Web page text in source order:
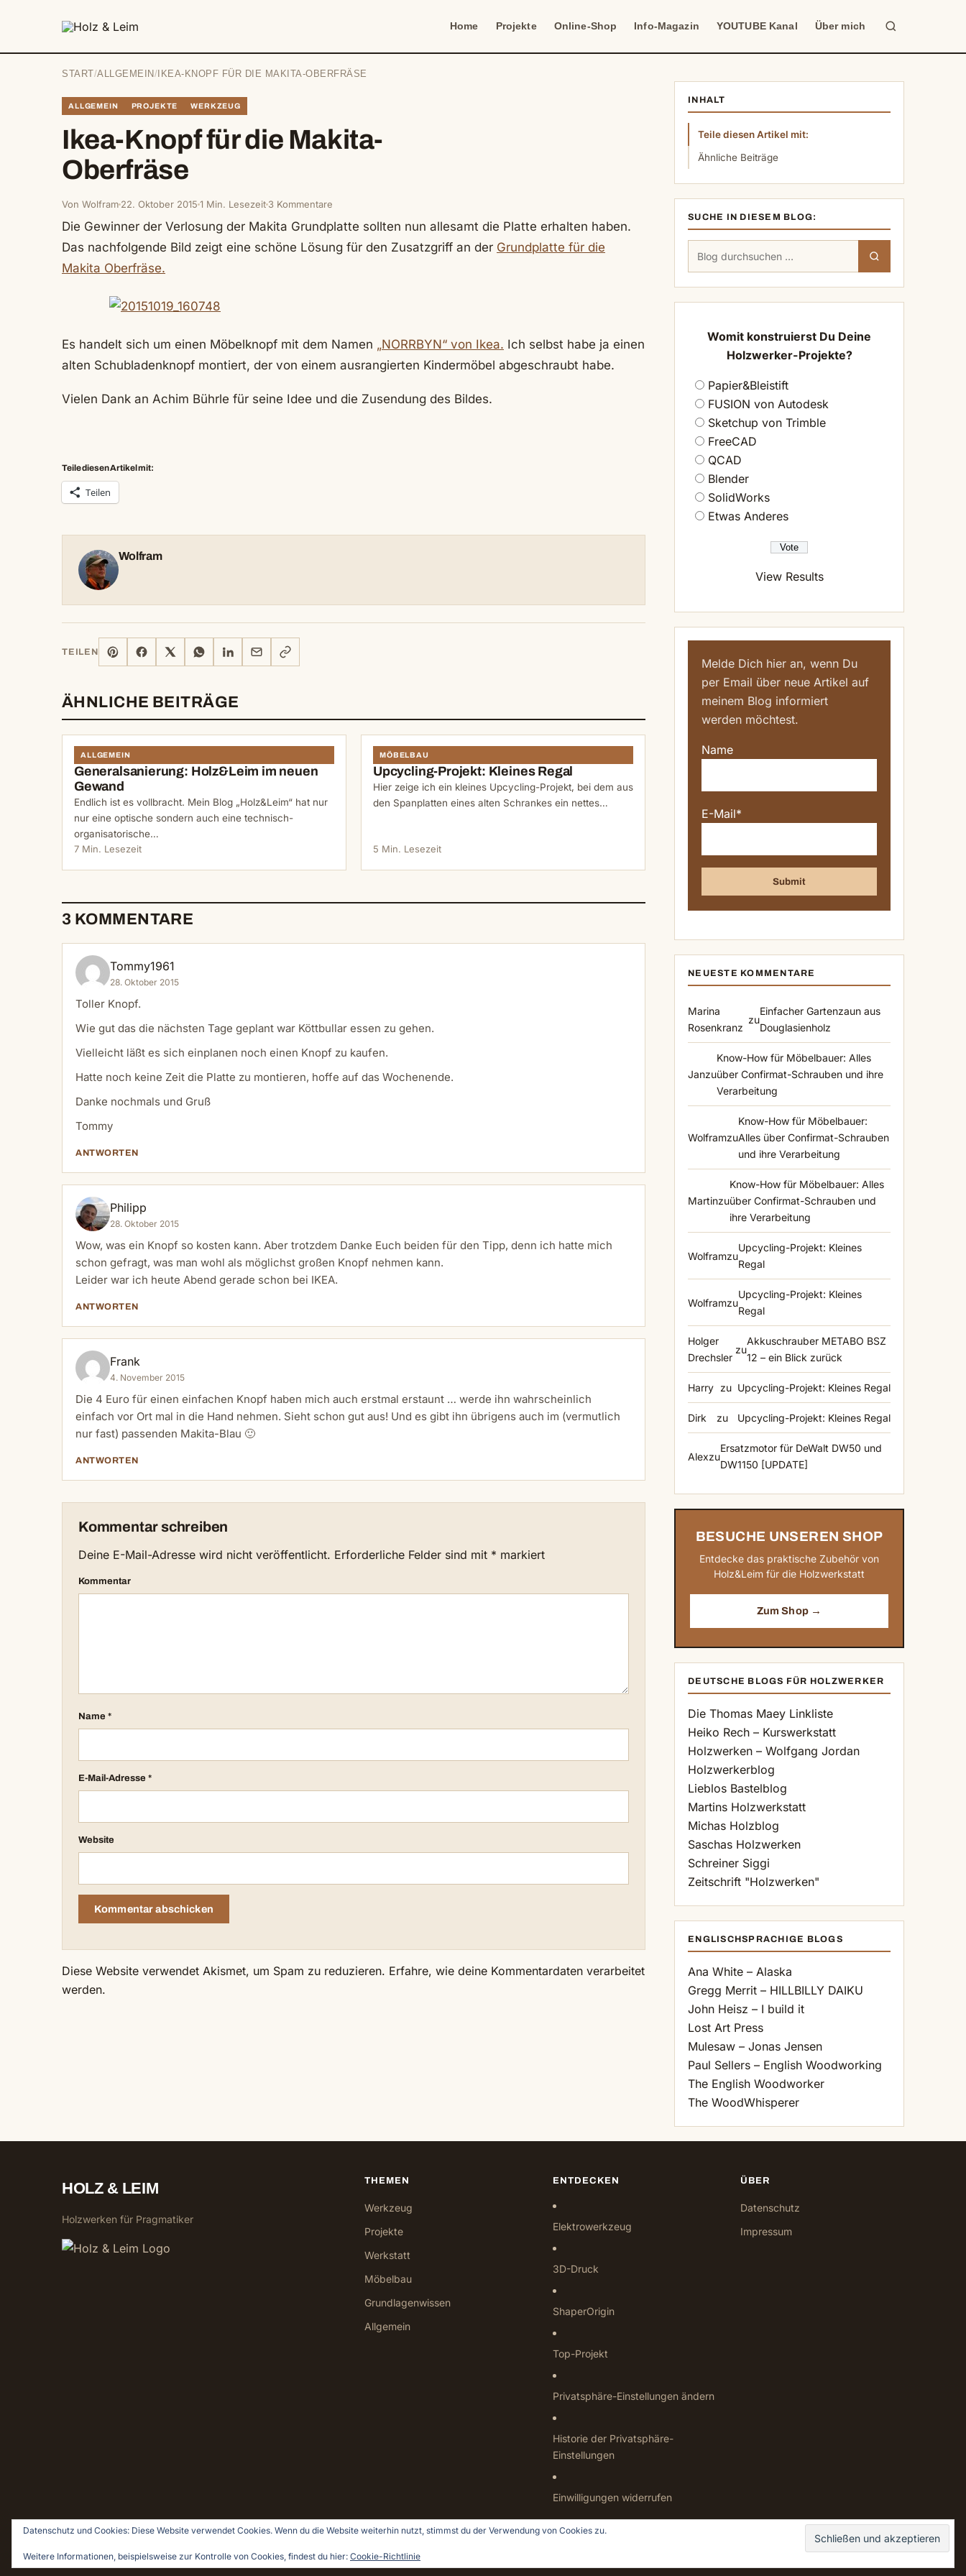
Home Projekte Online-Shop Info-Magazin YOUTUBE Kanal Über mich
Suche
START /ALLGEMEIN/ IKEA-KNOPF FÜR DIE MAKITA-OBERFRÄSE
ALLGEMEIN PROJEKTE WERKZEUG
Ikea-Knopf für die Makita-
Oberfräse
Von Wolfram 22. Oktober 2015 1 Min. Lesezeit 3 Kommentare
Die Gewinner der Verlosung der Makita Grundplatte sollten nun allesamt die Platte erhalten haben.
Das nachfolgende Bild zeigt eine schöne Lösung für den Zusatzgriff an der Grundplatte für die
Makita Oberfräse.
Es handelt sich um einen Möbelknopf mit dem Namen „NORRBYN“ von Ikea. Ich selbst habe ja einen
alten Schubladenknopf montiert, der von einem ausrangierten Kindermöbel abgeschraubt habe.
Vielen Dank an Achim Bührle für seine Idee und die Zusendung des Bildes.
Teile diesen Artikel mit:
Teilen
Wolfram
TEILEN
PINTERESTFACEBOOK WHATSAPPLINKEDIN
MAIL
LINK
KOPIEREN
ÄHNLICHE BEITRÄGE
ALLGEMEIN
Generalsanierung: Holz&Leim im neuen
Gewand
Endlich ist es vollbracht. Mein Blog „Holz&Leim“ hat nur
nur eine optische sondern auch eine technisch-
organisatorische…
7 Min. Lesezeit
MÖBELBAU
Upcycling-Projekt: Kleines Regal
Hier zeige ich ein kleines Upcycling-Projekt, bei dem aus
den Spanplatten eines alten Schrankes ein nettes…
5 Min. Lesezeit
3 KOMMENTARE
Tommy1961
28. Oktober 2015
Toller Knopf.
Wie gut das die nächsten Tage geplant war Köttbullar essen zu gehen.
Vielleicht läßt es sich einplanen noch einen Knopf zu kaufen.
Hatte noch keine Zeit die Platte zu montieren, hoffe auf das Wochenende.
Danke nochmals und Gruß
Tommy
ANTWORTEN
Philipp
28. Oktober 2015
Wow, was ein Knopf so kosten kann. Aber trotzdem Danke Euch beiden für den Tipp, denn ich hatte mich
schon gefragt, was man wohl als möglichst großen Knopf nehmen kann.
Leider war ich heute Abend gerade schon bei IKEA.
ANTWORTEN
Frank
4. November 2015
Die 4 Euro für einen einfachen Knopf haben mich auch erstmal erstaunt … werde ihn wahrscheinlich
einfach vor Ort mal in die Hand nehmen. Sieht schon gut aus! Und es gibt ihn übrigens auch im (vermutlich
nur fast) passenden Makita-Blau 🙂
ANTWORTEN
Kommentar schreiben
Deine E-Mail-Adresse wird nicht veröffentlicht. Erforderliche Felder sind mit * markiert
Kommentar
Name *
E-Mail-Adresse *
Website
Diese Website verwendet Akismet, um Spam zu reduzieren. Erfahre, wie deine Kommentardaten verarbeitet
werden.
INHALT
Teile diesen Artikel mit:
Ähnliche Beiträge
SUCHE IN DIESEM BLOG:
Suchen
Womit konstruierst Du Deine
Holzwerker-Projekte?
Papier&Bleistift
FUSION von Autodesk
Sketchup von Trimble
FreeCAD
QCAD
Blender
SolidWorks
Etwas Anderes
View Results
Melde Dich hier an, wenn Du
per Email über neue Artikel auf
meinem Blog informiert
werden möchtest.
Name
E-Mail*
NEUESTE KOMMENTARE
Marina
Rosenkranz
zu
Einfacher Gartenzaun aus
Douglasienholz
Janzu
Know-How für Möbelbauer: Alles
über Confirmat-Schrauben und ihre
Verarbeitung
Wolframzu
Know-How für Möbelbauer:
Alles über Confirmat-Schrauben
und ihre Verarbeitung
Martinzu
Know-How für Möbelbauer: Alles
über Confirmat-Schrauben und
ihre Verarbeitung
Wolframzu
Upcycling-Projekt: Kleines
Regal
Wolframzu
Upcycling-Projekt: Kleines
Regal
Holger
Drechsler
zu
Akkuschrauber METABO BSZ
12 – ein Blick zurück
Harry zu Upcycling-Projekt: Kleines Regal
Dirk zu Upcycling-Projekt: Kleines Regal
Alexzu
Ersatzmotor für DeWalt DW50 und
DW1150 [UPDATE]
BESUCHE UNSEREN SHOP
Entdecke das praktische Zubehör von
Holz&Leim für die Holzwerkstatt
Zum Shop →
DEUTSCHE BLOGS FÜR HOLZWERKER
Die Thomas Maey Linkliste
Heiko Rech – Kurswerkstatt
Holzwerken – Wolfgang Jordan
Holzwerkerblog
Lieblos Bastelblog
Martins Holzwerkstatt
Michas Holzblog
Saschas Holzwerken
Schreiner Siggi
Zeitschrift "Holzwerken"
ENGLISCHSPRACHIGE BLOGS
Ana White – Alaska
Gregg Merrit – HILLBILLY DAIKU
John Heisz – I build it
Lost Art Press
Mulesaw – Jonas Jensen
Paul Sellers – English Woodworking
The English Woodworker
The WoodWhisperer
Datenschutz und Cookies: Diese Website verwendet Cookies. Wenn du die Website weiterhin nutzt, stimmst du der Verwendung von Cookies zu.
Weitere Informationen, beispielsweise zur Kontrolle von Cookies, findest du hier: Cookie-Richtlinie
HOLZ & LEIM
Holzwerken für Pragmatiker
THEMEN
Werkzeug
Projekte
Werkstatt
Möbelbau
Grundlagenwissen
Allgemein
ENTDECKEN
Elektrowerkzeug
3D-Druck
ShaperOrigin
Top-Projekt
Privatsphäre-Einstellungen ändern
Historie der Privatsphäre-
Einstellungen
Einwilligungen widerrufen
ÜBER
Datenschutz
Impressum
© 2026 Holz & Leim · Holzwerken für Pragmatiker